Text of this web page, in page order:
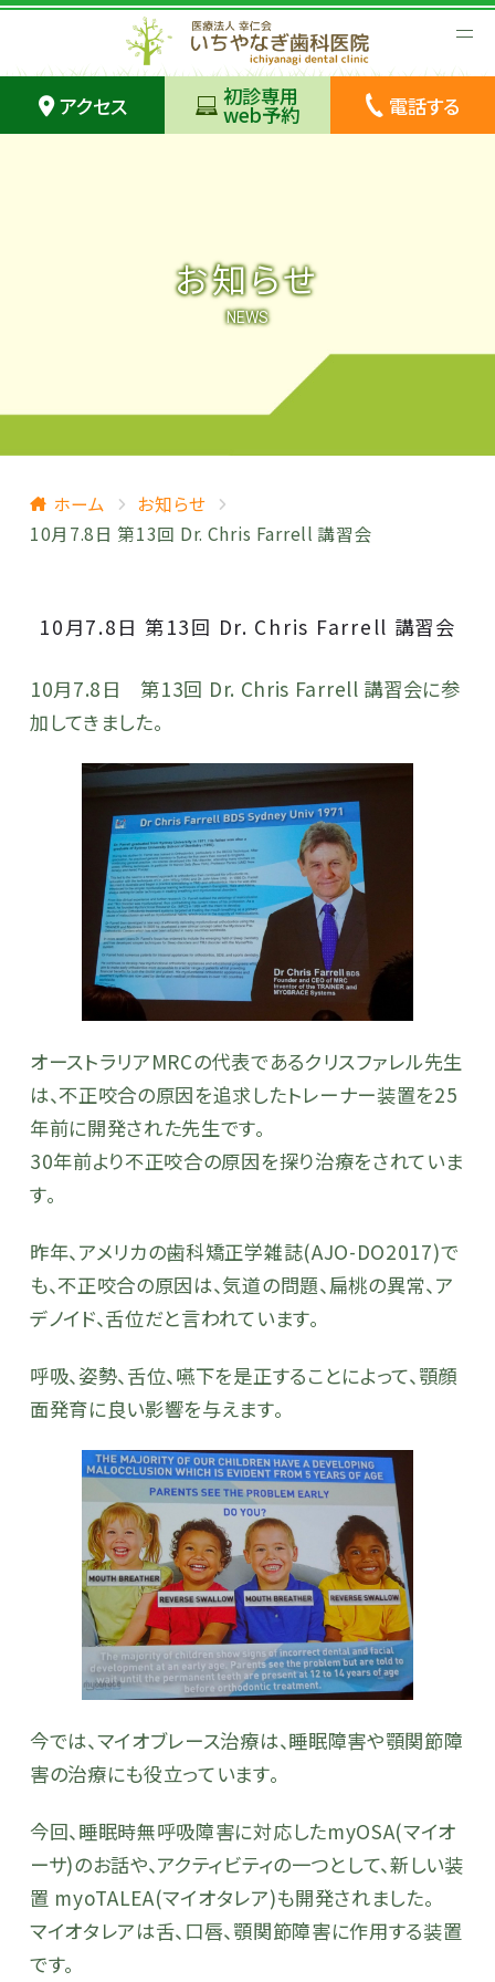
アクセス 初診専用
web予約 電話する
お知らせ
NEWS
ホーム
お知らせ
10月7.8日 第13回 Dr. Chris Farrell 講習会
10月7.8日 第13回 Dr. Chris Farrell 講習会
10月7.8日 第13回 Dr. Chris Farrell 講習会に参
加してきました。
オーストラリアMRCの代表であるクリスファレル先生
は、不正咬合の原因を追求したトレーナー装置を25
年前に開発された先生です。
30年前より不正咬合の原因を探り治療をされていま
す。
昨年、アメリカの歯科矯正学雑誌(AJO-DO2017)で
も、不正咬合の原因は、気道の問題、扁桃の異常、ア
デノイド、舌位だと言われています。
呼吸、姿勢、舌位、嚥下を是正することによって、顎顔
面発育に良い影響を与えます。
今では、マイオブレース治療は、睡眠障害や顎関節障
害の治療にも役立っています。
今回、睡眠時無呼吸障害に対応したmyOSA(マイオ
ーサ)のお話や、アクティビティの一つとして、新しい装
置 myoTALEA(マイオタレア)も開発されました。
マイオタレアは舌、口唇、顎関節障害に作用する装置
です。